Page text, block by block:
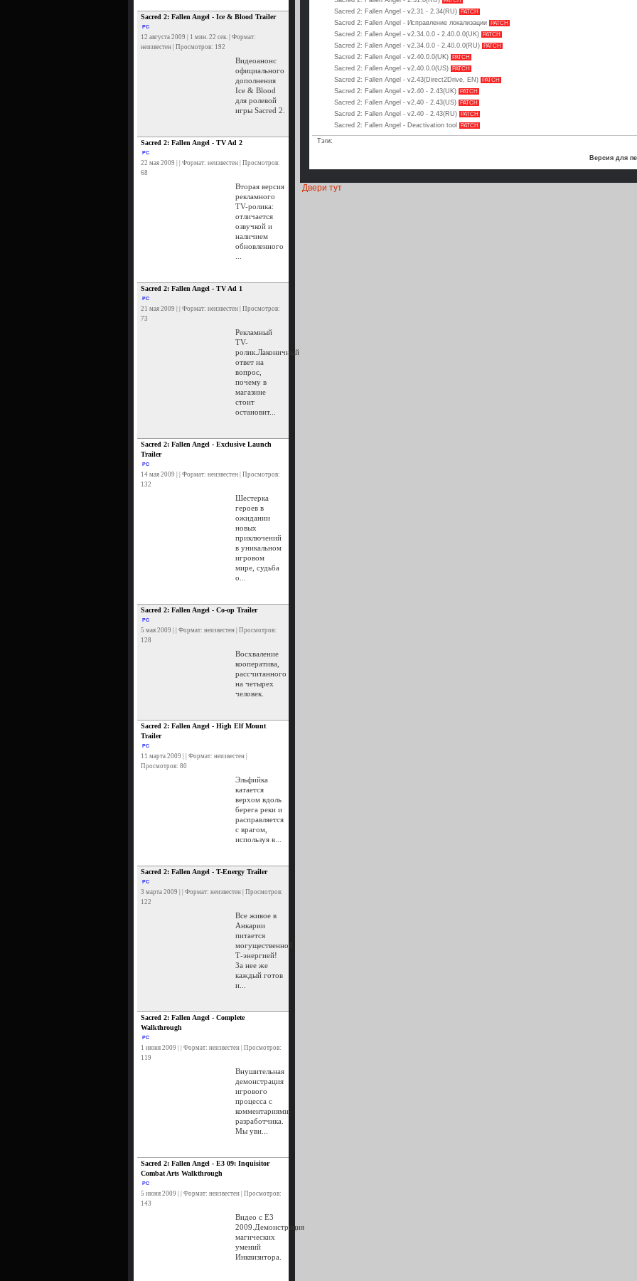
Sacred 2: Fallen Angel - Ice & Blood Trailer
PC
12 августа 2009 | 1 мин. 22 сек. | Формат:
неизвестен | Просмотров: 192
Видеоанонс
официального
дополнения
Ice & Blood
для ролевой
игры Sacred 2.
Sacred 2: Fallen Angel - TV Ad 2
PC
22 мая 2009 | | Формат: неизвестен | Просмотров:
68
Вторая версия
рекламного
TV-ролика:
отличается
озвучкой и
наличием
обновленного
Sacred 2: Fallen Angel - TV Ad 1
PC
21 мая 2009 | | Формат: неизвестен | Просмотров:
73
Рекламный
TV-
ролик.Лаконичный
ответ на
вопрос,
почему в
магазине
стоит
остановит...
Sacred 2: Fallen Angel - Exclusive Launch
Trailer
PC
14 мая 2009 | | Формат: неизвестен | Просмотров:
132
Шестерка
героев в
ожидании
новых
приключений
в уникальном
игровом
мире, судьба
о...
Sacred 2: Fallen Angel - Co-op Trailer
PC
5 мая 2009 | | Формат: неизвестен | Просмотров:
128
Восхваление
кооператива,
рассчитанного
на четырех
человек.
Sacred 2: Fallen Angel - High Elf Mount
Trailer
PC
11 марта 2009 | | Формат: неизвестен |
Просмотров: 80
Эльфийка
катается
верхом вдоль
берега реки и
расправляется
с врагом,
используя в...
Sacred 2: Fallen Angel - T-Energy Trailer
PC
3 марта 2009 | | Формат: неизвестен | Просмотров:
122
Все живое в
Анкарии
питается
могущественной
Т-энергией!
За нее же
каждый готов
и...
Sacred 2: Fallen Angel - Complete
Walkthrough
PC
1 июня 2009 | | Формат: неизвестен | Просмотров:
119
Внушительная
демонстрация
игрового
процесса с
комментариями
разработчика.
Мы уви...
Sacred 2: Fallen Angel - E3 09: Inquisitor
Combat Arts Walkthrough
PC
5 июня 2009 | | Формат: неизвестен | Просмотров:
143
Видео с E3
2009.Демонстрация
магических
умений
Инквизитора.
Sacred 2: Fallen Angel - v2.31 - 2.34(RU) PATCH
Sacred 2: Fallen Angel - Исправление локализации PATCH
Sacred 2: Fallen Angel - v2.34.0.0 - 2.40.0.0(UK) PATCH
Sacred 2: Fallen Angel - v2.34.0.0 - 2.40.0.0(RU) PATCH
Sacred 2: Fallen Angel - v2.40.0.0(UK) PATCH
Sacred 2: Fallen Angel - v2.40.0.0(US) PATCH
Sacred 2: Fallen Angel - v2.43(Direct2Drive, EN) PATCH
Sacred 2: Fallen Angel - v2.40 - 2.43(UK) PATCH
Sacred 2: Fallen Angel - v2.40 - 2.43(US) PATCH
Sacred 2: Fallen Angel - v2.40 - 2.43(RU) PATCH
Sacred 2: Fallen Angel - Deactivation tool PATCH
Тэги:
Версия для
Двери тут